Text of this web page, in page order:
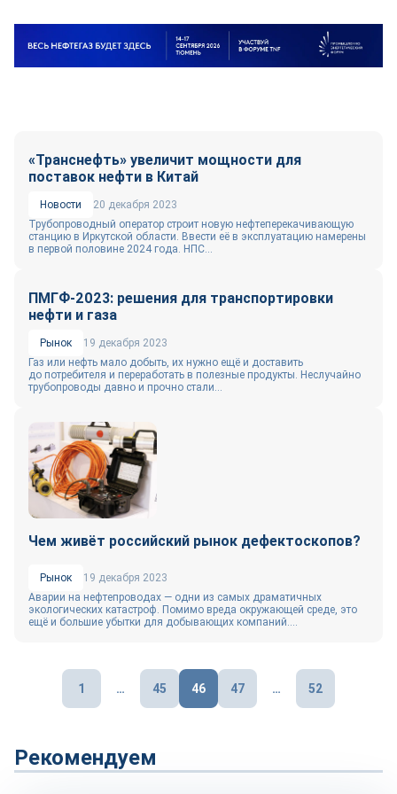
«Транснефть» увеличит мощности для
поставок нефти в Китай
Новости
20 декабря 2023
Трубопроводный оператор строит новую нефтеперекачивающую
станцию в Иркутской области. Ввести её в эксплуатацию намерены
в первой половине 2024 года. НПС...
ПМГФ-2023: решения для транспортировки
нефти и газа
Рынок
19 декабря 2023
Газ или нефть мало добыть, их нужно ещё и доставить
до потребителя и переработать в полезные продукты. Неслучайно
трубопроводы давно и прочно стали...
Чем живёт российский рынок дефектоскопов?
Рынок
19 декабря 2023
Аварии на нефтепроводах — одни из самых драматичных
экологических катастроф. Помимо вреда окружающей среде, это
ещё и большие убытки для добывающих компаний....
Пагинация
записей
1 … 45 46 47 … 52
Рекомендуем
Репортаж